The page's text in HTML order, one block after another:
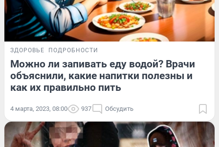
ЗДОРОВЬЕ ПОДРОБНОСТИ
Можно ли запивать еду водой? Врачи
объяснили, какие напитки полезны и
как их правильно пить
4 марта, 2023, 08:00 937 Обсудить